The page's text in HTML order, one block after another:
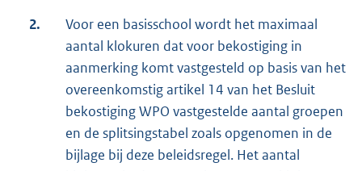
2.
Voor een basisschool wordt het maximaal
aantal klokuren dat voor bekostiging in
aanmerking komt vastgesteld op basis van het
overeenkomstig artikel 14 van het Besluit
bekostiging WPO vastgestelde aantal groepen
en de splitsingstabel zoals opgenomen in de
bijlage bij deze beleidsregel. Het aantal